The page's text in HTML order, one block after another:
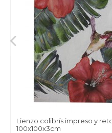
Lienzo colibrís impreso y
100x100x3cm